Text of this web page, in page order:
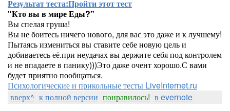
Результат теста:Пройти этот тест
"Кто вы в мире Еды?"
Вы спелая груша!
Вы не боитесь ничего нового, для вас это даже и к лучшему!
Пытаясь измениться вы ставите себе новую цель и
добиваетесь её.при неудачах вы держите себя под контролем
и не впадаете в панику)))Это даже очент хорошо.С вами
будет приятно пообщаться.
Психологические и прикольные тесты LiveInternet.ru
вверх^ к полной версии понравилось! в evernote